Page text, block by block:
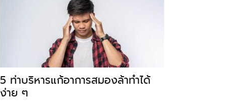
5 ท่าบริหารแก้อาการสมองล้าทำได้
ง่าย ๆ